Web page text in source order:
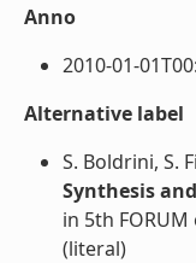
Anno
2010-01-
Alternative label
S. Boldrini, S.
Synthesis
in 5th
(literal)